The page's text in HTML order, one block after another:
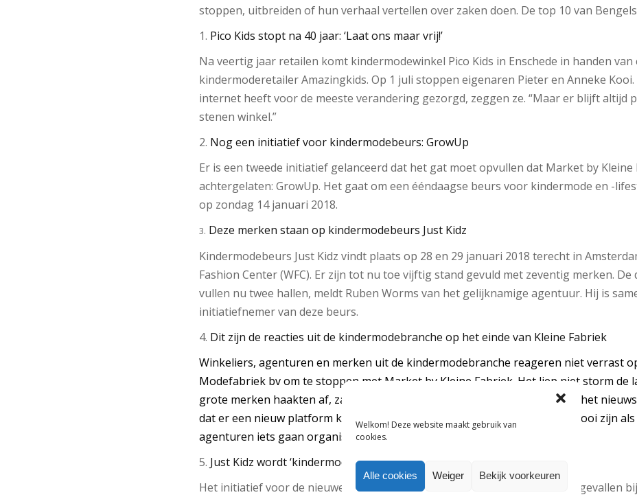
Welkom! Deze website maakt gebruik van
cookies.
Alle cookies Weiger Bekijk voorkeuren
stoppen, uitbreiden of hun verhaal vertellen over zaken doen. De top 10 van
1. Pico Kids stopt na 40 jaar: ‘Laat ons maar vrij!’
Na veertig jaar retailen komt kindermodewinkel Pico Kids in Enschede in handen van
kindermoderetailer Amazingkids. Op 1 juli stoppen eigenaren Pieter en Anneke
internet heeft voor de meeste verandering gezorgd, zeggen ze. “Maar er blijft altijd
stenen winkel.”
2. Nog een initiatief voor kindermodebeurs: GrowUp
Er is een tweede initiatief gelanceerd dat het gat moet opvullen dat Market by Kleine
achtergelaten: GrowUp. Het gaat om een ééndaagse beurs voor kindermode en -
op zondag 14 januari 2018.
3. Deze merken staan op kindermodebeurs Just Kidz
Kindermodebeurs Just Kidz vindt plaats op 28 en 29 januari 2018 terecht in
Fashion Center (WFC). Er zijn tot nu toe vijftig stand gevuld met zeventig merken. De
vullen nu twee hallen, meldt Ruben Worms van het gelijknamige agentuur. Hij is
initiatiefnemer van deze beurs.
4. Dit zijn de reacties uit de kindermodebranche op het einde van Kleine Fabriek
Winkeliers, agenturen en merken uit de kindermodebranche reageren niet verrast
Modefabriek bv om te stoppen met Market by Kleine Fabriek. Het liep niet storm de
grote merken haakten af, zagen ze. Toch hopen ze op het moment dat ze het
dat er een nieuw platform komt voor het kindermodesegment. “Het zou mooi zijn
agenturen iets gaan organiseren.” Zo geschiedde.
5. Just Kidz wordt ‘kindermodebeurs zonder poespas’
Het initiatief voor de nieuwe kindermodebeurs Just Kidz is in goede aarde gevallen